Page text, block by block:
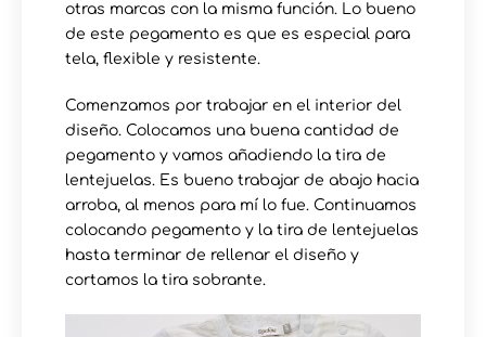
otras marcas con la misma función. Lo bueno
de este pegamento es que es especial para
tela, flexible y resistente.
Comenzamos por trabajar en el interior del
diseño. Colocamos una buena cantidad de
pegamento y vamos añadiendo la tira de
lentejuelas. Es bueno trabajar de abajo hacia
arroba, al menos para mí lo fue. Continuamos
colocando pegamento y la tira de lentejuelas
hasta terminar de rellenar el diseño y
cortamos la tira sobrante.